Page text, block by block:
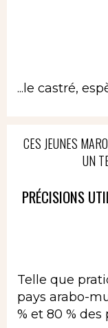
...le castré,
CES JEUNES
UN
PRÉCISIONS
Telle que
pays arabo-
% et 80 % des